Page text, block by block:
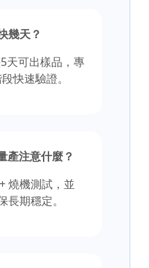
幾天？
天可出樣品，專
快速驗證。
產注意什麼？
燒機測試，並
長期穩定。